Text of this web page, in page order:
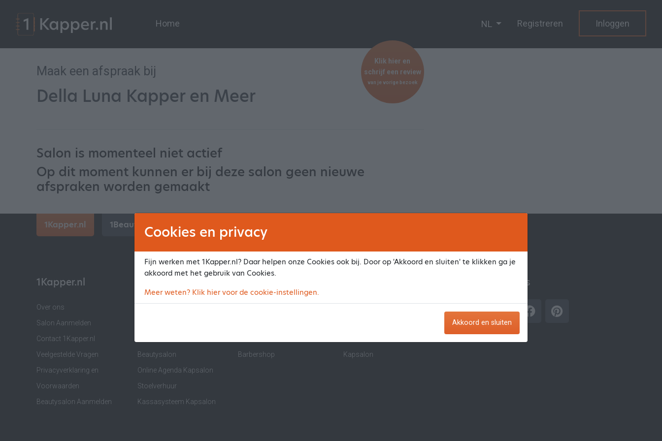
Home NL Registreren Inloggen
Maak een afspraak bij
Della Luna Kapper en Meer
Klik hier en
schrijf een review
van je vorige bezoek
Salon is momenteel niet actief
Op dit moment kunnen er bij deze salon geen nieuwe
afspraken worden gemaakt
1Kapper.nl 1BeautyAfspraak.nl
1Kapper.nl
Over ons
Salon Aanmelden
Contact 1Kapper.nl
Veelgestelde Vragen
Privacyverklaring en
Voorwaarden
Beautysalon Aanmelden
Beautysalon
Online Agenda Kapsalon
Stoelverhuur
Kassasysteem Kapsalon
Barbershop
Kapsalon
Volg ons
Cookies en privacy
Fijn werken met 1Kapper.nl? Daar helpen onze Cookies ook bij. Door op 'Akkoord en sluiten' te klikken ga je
akkoord met het gebruik van Cookies.
Meer weten? Klik hier voor de cookie-instellingen.
Akkoord en sluiten